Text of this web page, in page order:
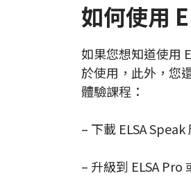
如何使用
如果您想知道使用
於使用，此外，您
體驗課程：
– 下載 ELSA
– 升級到 ELSA Pro